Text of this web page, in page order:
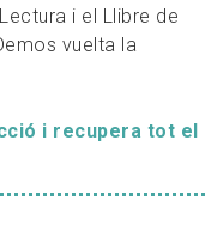
i el Llibre de
vuelta la
i recupera tot el